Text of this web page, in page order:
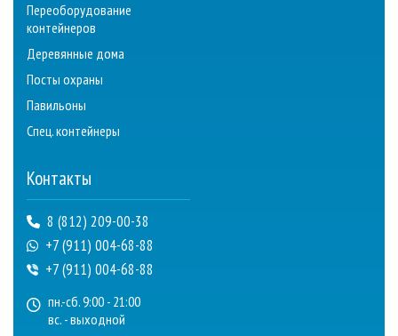
Переоборудование
контейнеров
Деревянные дома
Посты охраны
Павильоны
Спец. контейнеры
Контакты
8 (812) 209-00-38
+7 (911) 004-68-88
+7 (911) 004-68-88
пн.-сб. 9:00 - 21:00
вс. - выходной